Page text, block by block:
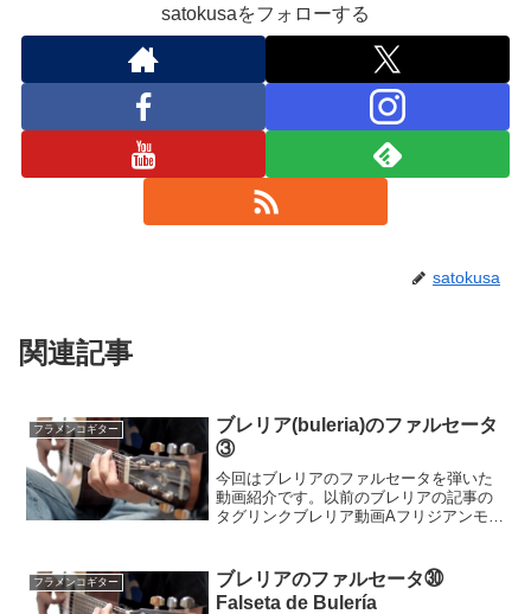
satokusaをフォローする
satokusa
関連記事
フラメンコギター
ブレリア(buleria)のファルセータ
③
今回はブレリアのファルセータを弾いた
動画紹介です。以前のブレリアの記事の
タグリンクブレリア動画Aフリジアンモー
以前の同じキーのブレリアのファルセー
タ記事ブレリア(b...
フラメンコギター
ブレリアのファルセータ㉚
Falseta de Bulería